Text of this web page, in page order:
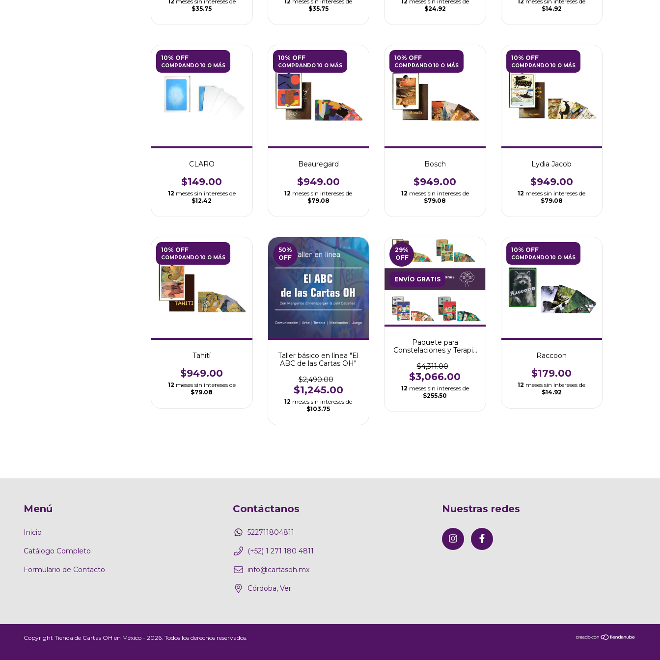
$35.75
$35.75
$24.92
$14.92
10% OFF
COMPRANDO 10 O MÁS
CLARO
$149.00
12 meses sin intereses de
$12.42
10% OFF
COMPRANDO 10 O MÁS
Beauregard
$949.00
12 meses sin intereses de
$79.08
10% OFF
COMPRANDO 10 O MÁS
Bosch
$949.00
12 meses sin intereses de
$79.08
10% OFF
COMPRANDO 10 O MÁS
Lydia Jacob
$949.00
12 meses sin intereses de
$79.08
10% OFF
COMPRANDO 10 O MÁS
Tahití
$949.00
12 meses sin intereses de
$79.08
50%
OFF
Taller básico en línea "El
ABC de las Cartas OH"
$2,490.00
$1,245.00
12 meses sin intereses de
$103.75
29%
OFF
ENVÍO GRATIS
Paquete para
Constelaciones y Terapia
Básico de Cartas OH
$4,311.00
$3,066.00
12 meses sin intereses de
$255.50
10% OFF
COMPRANDO 10 O MÁS
Raccoon
$179.00
12 meses sin intereses de
$14.92
Menú
Inicio
Catálogo Completo
Formulario de Contacto
Contáctanos
522711804811
(+52) 1 271 180 4811
info@cartasoh.mx
Córdoba, Ver.
Nuestras redes
Copyright Tienda de Cartas OH en México - 2026. Todos los derechos reservados.